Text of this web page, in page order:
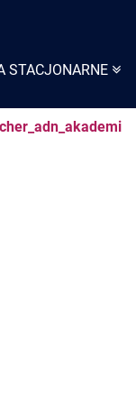
STACJONARNE